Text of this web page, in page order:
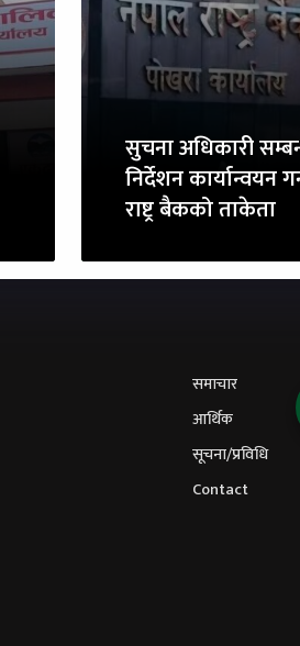
सुचना अधिकारी
निर्देशन कार्यान्वयन
राष्ट्र बैकको ताकेता
समाचार
आर्थिक
सूचना/प्रविधि
Contact